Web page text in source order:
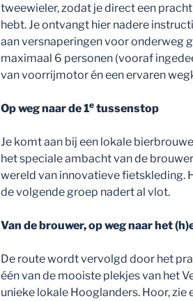
tweewieler, zodat je direct een
hebt. Je ontvangt hier nadere
aan versnaperingen voor onderweg
maximaal 6 personen (vooraf
van voorrijmotor én een ervaren
Op weg naar de 1e tussenstop
Je komt aan bij een lokale
het speciale ambacht van de
wereld van innovatieve fietskleding.
de volgende groep nadert al vlot.
Van de brouwer, op weg naar het
De route wordt vervolgd door het
één van de mooiste plekjes van het
unieke lokale Hooglanders. Hoor, zie